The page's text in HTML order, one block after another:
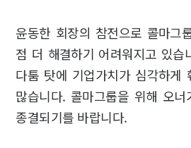
윤동한 회장의 참전으로 콜마그
점 더 해결하기 어려워지고 있습
다툼 탓에 기업가치가 심각하게
많습니다. 콜마그룹을 위해 오
종결되기를 바랍니다.